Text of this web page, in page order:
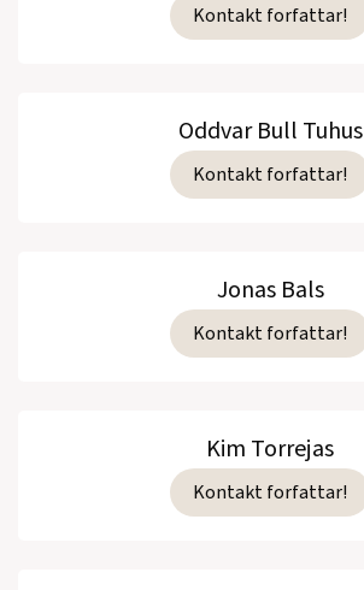
Kontakt forfattar!
Oddvar Bull Tuhus
Kontakt forfattar!
Jonas Bals
Kontakt forfattar!
Kim Torrejas
Kontakt forfattar!